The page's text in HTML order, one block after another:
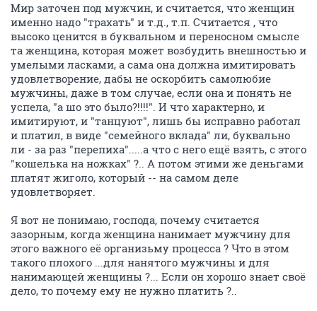
Мир заточен под мужчин, и считается, что женщин
именно надо "трахать" и т.д., т.п. Считается , что
высоко ценится в буквальном и переносном смысле
та женщина, которая может возбудить внешностью и
умелыми ласками, а сама она должна имитировать
удовлетворение, дабы не оскорбить самолюбие
мужчины, даже в том случае, если она и понять не
успела, "а шо это было?!!!!". И что характерно, и
имитируют, и "танцуют", лишь бы исправно работал
и платил, в виде "семейного вклада" ли, буквально
ли - за раз "перепиха".....а что с него ещё взять, с этого
"кошелька на ножках" ?.. А потом этими же деньгами
платят жиголо, который -- на самом деле
удовлетворяет.
Я вот не понимаю, господа, почему считается
зазорным, когда женщина нанимает мужчину для
этого важного её организьму процесса ? Что в этом
такого плохого ...для нанятого мужчины и для
нанимающей женщины ?... Если он хорошо знает своё
дело, то почему ему не нужно платить ?..